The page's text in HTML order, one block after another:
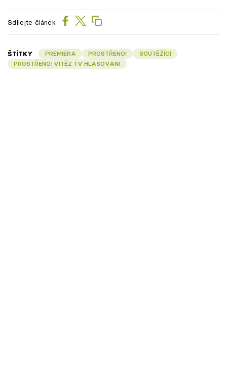
Sdílejte článek
ŠTÍTKY PREMIÉRA PROSTŘENO!
SOUTĚŽÍCÍ
PROSTŘENO: VÍTĚZ TV HLASOVÁNÍ